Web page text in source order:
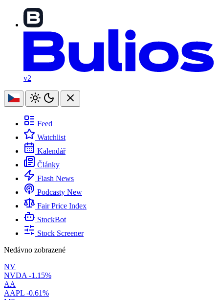
v2
Feed
Watchlist
Kalendář
Články
Flash News
Podcasty New
Fair Price Index
StockBot
Stock Screener
Nedávno zobrazené
NV
NVDA -1.15%
AA
AAPL -0.61%